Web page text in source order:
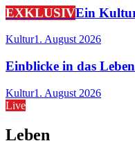
EXKLUSIVEin
Kultur1. August 2026
Einblicke in das
Kultur1. August 2026
Live
Leben